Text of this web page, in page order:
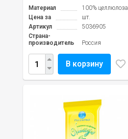
Материал
100% целлюлоза
Цена за
шт.
Артикул
5036905
Страна-
производитель
Россия
В корзину